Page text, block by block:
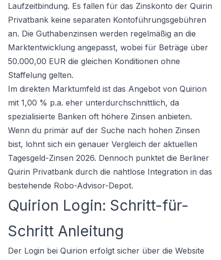
Laufzeitbindung. Es fallen für das Zinskonto der Quirin
Privatbank keine separaten Kontoführungsgebühren
an. Die Guthabenzinsen werden regelmäßig an die
Marktentwicklung angepasst, wobei für Beträge über
50.000,00 EUR die gleichen Konditionen ohne
Staffelung gelten.
Im direkten Marktumfeld ist das Angebot von Quirion
mit 1,00 % p.a. eher unterdurchschnittlich, da
spezialisierte Banken oft höhere Zinsen anbieten.
Wenn du primär auf der Suche nach hohen Zinsen
bist, lohnt sich ein genauer Vergleich der aktuellen
Tagesgeld-Zinsen 2026. Dennoch punktet die Berliner
Quirin Privatbank durch die nahtlose Integration in das
bestehende Robo-Advisor-Depot.
Quirion Login: Schritt-für-
Schritt Anleitung
Der Login bei Quirion erfolgt sicher über die Website